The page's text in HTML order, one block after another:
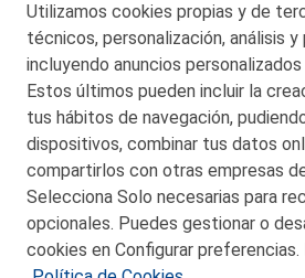
© 2026 Petronor
CONTACTO
MAPA WEB
POLITICA DE
Utilizamos cookies propias y de
técnicos, personalización, análisis
incluyendo anuncios
Estos últimos pueden incluir la
tus hábitos de navegación,
dispositivos, combinar tus datos
compartirlos con otras empresas
Selecciona Solo necesarias para
opcionales. Puedes gestionar o
cookies en Configurar